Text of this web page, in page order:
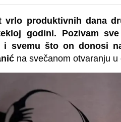
vrlo produktivnih dana
godini. Pozivam
i svemu što on donosi
na svečanom otvaranju